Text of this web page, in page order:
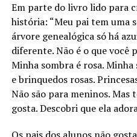
Em parte do livro lido para
história: “Meu pai tem uma
árvore genealógica só há
diferente. Não é o que você
Minha sombra é rosa.
e brinquedos rosas.
Não são para meninos. Mas
gosta. Descobri que ela